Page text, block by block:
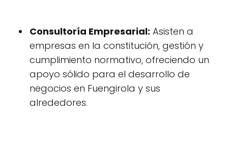
Consultoría Empresarial: Asisten a
empresas en la constitución, gestión y
cumplimiento normativo, ofreciendo un
apoyo sólido para el desarrollo de
negocios en Fuengirola y sus
alrededores.